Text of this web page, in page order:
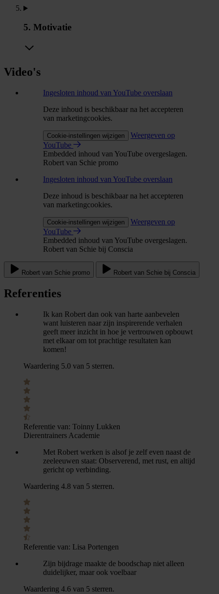
5. Motivatie
Video's
Ingesloten inhoud van YouTube overslaan
Deze inhoud is beschikbaar na het accepteren
van marketingcookies.
Cookie-instellingen wijzigen
Weergeven op
YouTube
Embedded inhoud van YouTube overgeslagen.
Robert van Schie promo
Ingesloten inhoud van YouTube overslaan
Deze inhoud is beschikbaar na het accepteren
van marketingcookies.
Cookie-instellingen wijzigen
Weergeven op
YouTube
Embedded inhoud van YouTube overgeslagen.
Robert van Schie bij Conscia
Robert van Schie promo Robert van Schie bij Conscia
Referenties
Ik kan Robert dan ook van harte aanbevelen
want luisteren naar zijn inspirerende verhalen
geeft meer inzicht in hoe je vertrouwen opbouwt
met elkaar om tot prachtige resultaten kan
komen!
Waardering 5.0 van 5 sterren.
Referentie van: Toinny Lukken
Dierentrainers Academie
Met Robert werken is alsof je zelf even naast de
zeeleeuwen staat: Observerend, met rust, en altijd
gericht op verbinding.
Waardering 4.8 van 5 sterren.
Referentie van: Lisa Portengen
Zijn bijdrage maakte de boodschap niet alleen
duidelijker, maar ook voelbaar
Waardering 4.6 van 5 sterren.